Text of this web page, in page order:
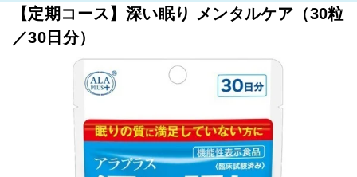
【定期コース】深い眠り メンタルケア（30粒
／30日分）